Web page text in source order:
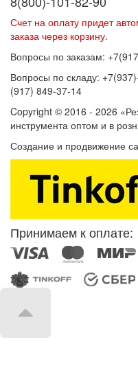
Счет на оплату придет
заказа через корзину.
Вопросы по заказам:
Вопросы по складу:
(917) 849-37-14
Copyright © 2016 - 2026
инструмента оптом и в
Создание и продвижение
Принимаем к оплате: